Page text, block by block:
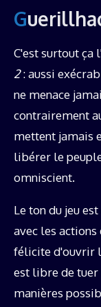
C'est surtout
2: aussi
ne menace
contrairement
mettent jamais
libérer le
omniscient.
Le ton du jeu
avec les actions
félicite d'ouvrir
est libre de
manières